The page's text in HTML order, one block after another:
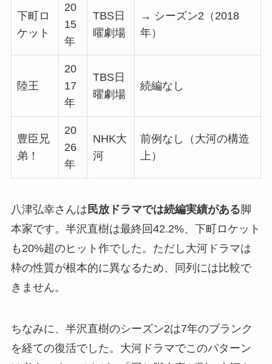
下町ロ
ケット
20
15
年
TBS日
曜劇場
→ シーズン2（2018
年）
陸王
20
17
年
TBS日
曜劇場
続編なし
豊臣兄
弟！
20
26
年
NHK大
河
前例なし（大河の構造
上）
八津弘幸さんは民放ドラマでは続編実績がある脚
本家です。半沢直樹は最終回42.2%、下町ロケット
も20%超のヒット作でした。ただし大河ドラマは
枠の性質が根本的に異なるため、同列には比較で
きません。
ちなみに、半沢直樹のシーズン2は7年のブランク
を経ての復活でした。大河ドラマでこのパターン